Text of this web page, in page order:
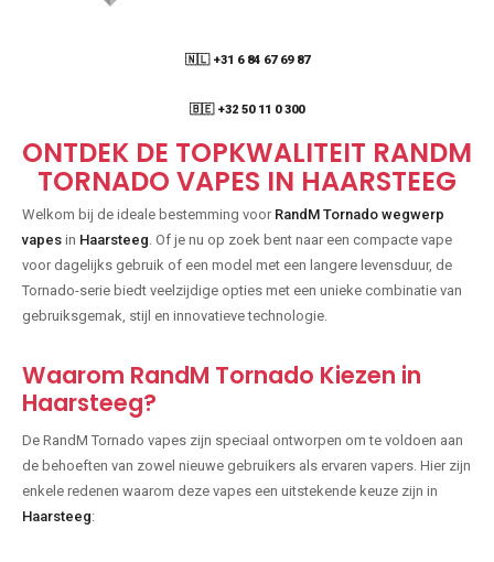
🇳🇱 +31 6 84 67 69 87
🇧🇪 +32 50 11 0 300
ONTDEK DE TOPKWALITEIT RANDM
TORNADO VAPES IN HAARSTEEG
Welkom bij de ideale bestemming voor RandM Tornado wegwerp
vapes in Haarsteeg . Of je nu op zoek bent naar een compacte vape
voor dagelijks gebruik of een model met een langere levensduur, de
Tornado-serie biedt veelzijdige opties met een unieke combinatie van
gebruiksgemak, stijl en innovatieve technologie.
Waarom RandM Tornado Kiezen in
Haarsteeg?
De RandM Tornado vapes zijn speciaal ontworpen om te voldoen aan
de behoeften van zowel nieuwe gebruikers als ervaren vapers. Hier zijn
enkele redenen waarom deze vapes een uitstekende keuze zijn in
Haarsteeg: